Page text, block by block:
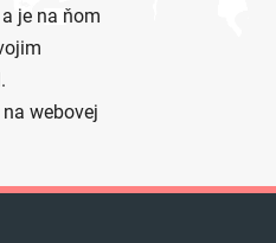
je na ňom
webovej